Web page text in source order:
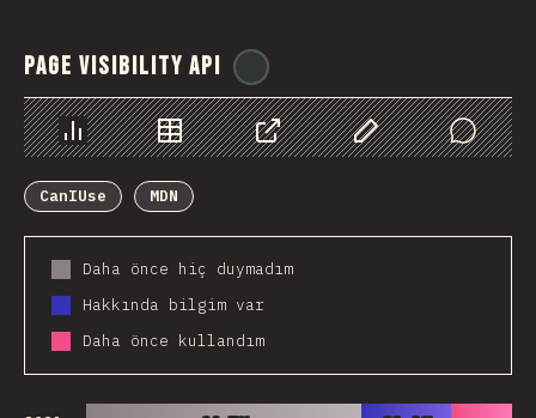
Page Visibility API
Chart Data Share Customize Data
Comments
CanIUse
MDN
Daha önce hiç duymadım
Hakkında bilgim var
Daha önce kullandım